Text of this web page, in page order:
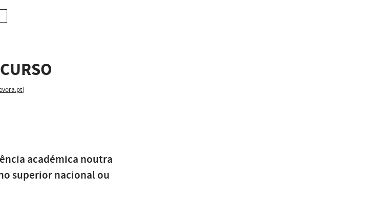
]
académica noutra
superior nacional ou